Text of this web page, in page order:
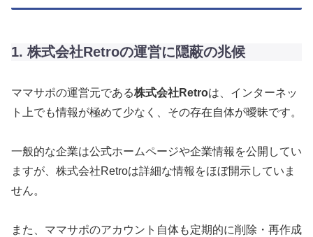
1. 株式会社Retroの運営に隠蔽の兆候
ママサポの運営元である株式会社Retroは、インターネッ
ト上でも情報が極めて少なく、その存在自体が曖昧です。
一般的な企業は公式ホームページや企業情報を公開してい
ますが、株式会社Retroは詳細な情報をほぼ開示していま
せん。
また、ママサポのアカウント自体も定期的に削除・再作成